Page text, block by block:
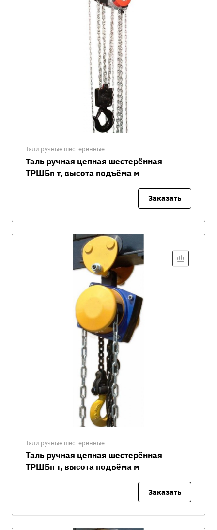
Тали ручные шестеренные
Таль ручная цепная шестерённая
ТРШБп т, высота подъёма м
Заказать
Тали ручные шестеренные
Таль ручная цепная шестерённая
ТРШБп т, высота подъёма м
Заказать